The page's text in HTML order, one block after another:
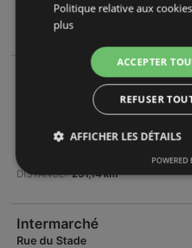
CATALOGUES: 3
DISTANCE: 251,14 km
Intermarché
41 Rue Jacques Offenbach
44600 Saint-Nazaire (Loire
OFFRES: 0
DISTANCE: 251,14 km
Intermarché
Rue du Stade
Politique relative aux
plus
ACCEPTER
REFUSER
AFFICHER LES DÉTAILS
POWERED